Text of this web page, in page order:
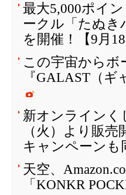
最大5,000ポイ
ークル「たぬき
を開催！【9月18
この宇宙からボ
『GALAST（
新オンラインく
（火）より販
キャンペーンも
天空、
「KONKR